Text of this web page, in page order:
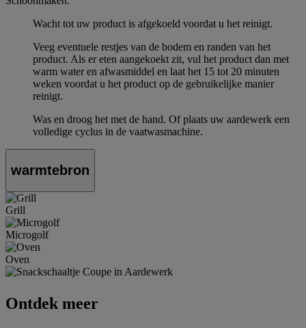
Wacht tot uw product is afgekoeld voordat u het reinigt.
Veeg eventuele restjes van de bodem en randen van het
product. Als er eten aangekoekt zit, vul het product dan met
warm water en afwasmiddel en laat het 15 tot 20 minuten
weken voordat u het product op de gebruikelijke manier
reinigt.
Was en droog het met de hand. Of plaats uw aardewerk een
volledige cyclus in de vaatwasmachine.
warmtebron
Grill
Microgolf
Oven
Ontdek meer